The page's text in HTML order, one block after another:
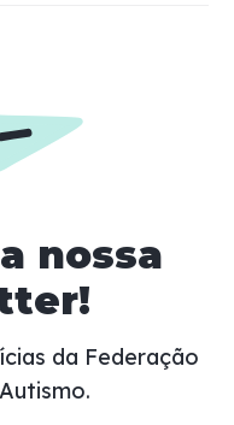
nossa
da Federação